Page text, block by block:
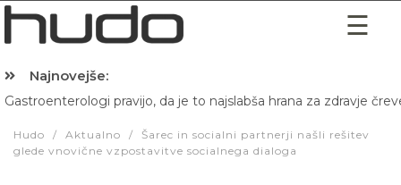
Najnovejše:
Gastroenterologi pravijo, da je to najslabša hrana za zdravje
Hudo / Aktualno /
Šarec in socialni partnerji našli rešitev
glede vnovične vzpostavitve socialnega dialoga